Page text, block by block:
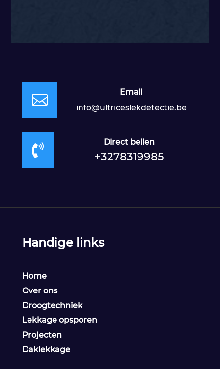

Email
info@ultriceslekdetectie.be

Direct bellen
+3278319985
Handige links
Home
Over ons
Droogtechniek
Lekkage opsporen
Projecten
Daklekkage